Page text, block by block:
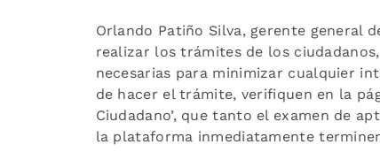
Orlando Patiño Silva, gerente general
realizar los trámites de los
necesarias para minimizar cualquier
de hacer el trámite, verifiquen en la
Ciudadano’, que tanto el examen de
la plataforma inmediatamente